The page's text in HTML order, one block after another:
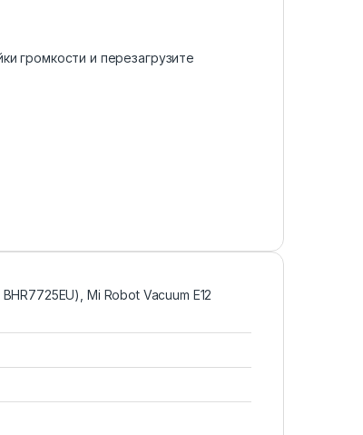
громкости и перезагрузите
Mi Robot Vacuum E12